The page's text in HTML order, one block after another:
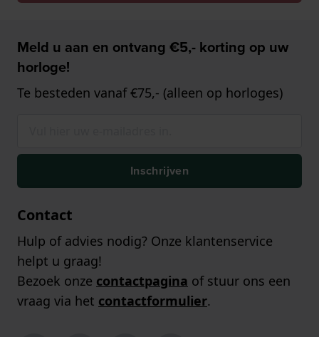
Meld u aan en ontvang €5,- korting op uw
horloge!
Te besteden vanaf €75,- (alleen op horloges)
Inschrijven
Contact
Hulp of advies nodig? Onze klantenservice
helpt u graag!
Bezoek onze contactpagina of stuur ons een
vraag via het contactformulier.